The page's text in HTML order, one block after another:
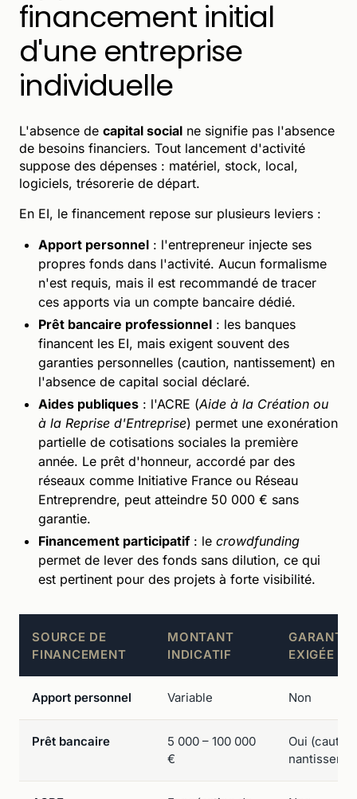
financement initial
d'une entreprise
individuelle
L'absence de capital social ne signifie pas l'absence
de besoins financiers. Tout lancement d'activité
suppose des dépenses : matériel, stock, local,
logiciels, trésorerie de départ.
En EI, le financement repose sur plusieurs leviers :
Apport personnel : l'entrepreneur injecte ses
propres fonds dans l'activité. Aucun formalisme
n'est requis, mais il est recommandé de tracer
ces apports via un compte bancaire dédié.
Prêt bancaire professionnel : les banques
financent les EI, mais exigent souvent des
garanties personnelles (caution, nantissement) en
l'absence de capital social déclaré.
Aides publiques : l'ACRE (Aide à la Création ou
à la Reprise d'Entreprise) permet une exonération
partielle de cotisations sociales la première
année. Le prêt d'honneur, accordé par des
réseaux comme Initiative France ou Réseau
Entreprendre, peut atteindre 50 000 € sans
garantie.
Financement participatif: le crowdfunding
permet de lever des fonds sans dilution, ce qui
est pertinent pour des projets à forte visibilité.
SOURCE DE
FINANCEMENT
MONTANT
INDICATIF
GARANTIE
EXIGÉE
Apport personnel Variable Non
Prêt bancaire
5 000 – 100 000
€
Oui